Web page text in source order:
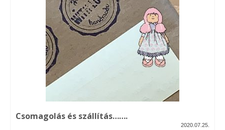
Vásárok, ahol velem is találkozhattál…
Alapanyagok, kellékek
A termékek tisztítása
Ellynor története
Általános Szerződési Feltételek
Csomagolás és szállítás…….
2020.07.25.